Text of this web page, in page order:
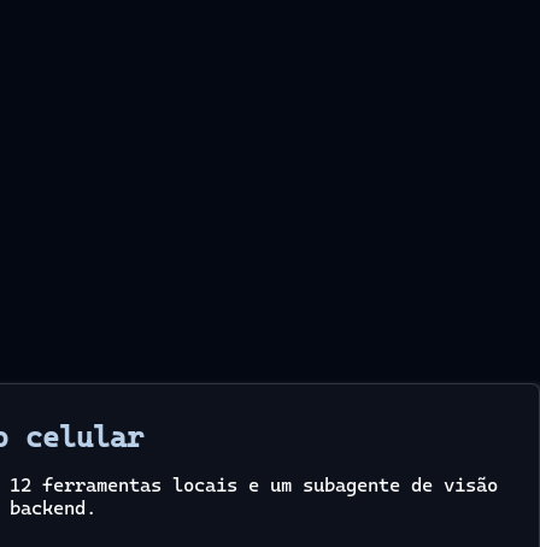
celular
12 ferramentas locais e um subagente de visão